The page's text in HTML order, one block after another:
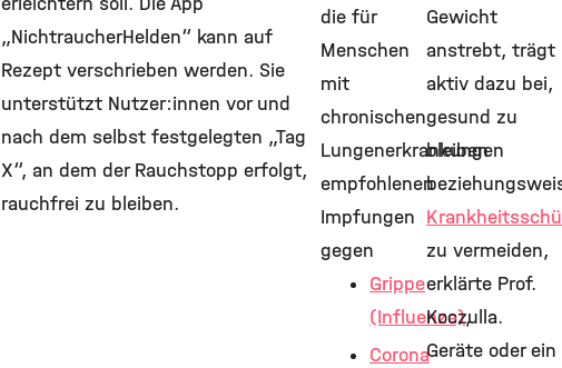
„NichtraucherHelden“ kann auf
Rezept verschrieben werden. Sie
unterstützt Nutzer:innen vor und
nach dem selbst festgelegten „Tag
X“, an dem der Rauchstopp erfolgt,
rauchfrei zu bleiben.
die für
Menschen
mit
chronischen
Lungenerkrankungen
empfohlenen
Impfungen
gegen
Grippe
(Influenza),
Corona
Gewicht
anstrebt, trägt
aktiv dazu bei,
gesund zu
bleiben
zu vermeiden,
erklärte Prof.
Koczulla.
Geräte oder ein